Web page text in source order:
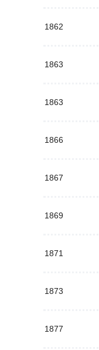
1862
1863
1863
1866
1867
1869
1871
1873
1877